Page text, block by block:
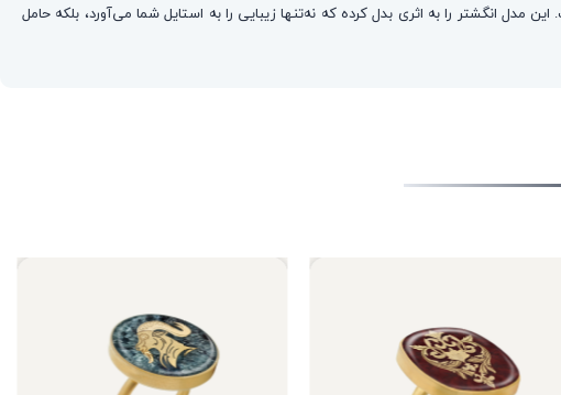
انگشتر را به اثری بدل کرده که نه‌تنها زیبایی را به استایل شما می‌آورد، بلکه حامل